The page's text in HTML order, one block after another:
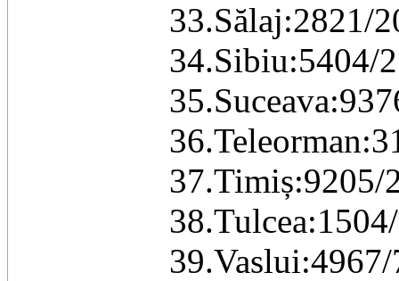
33.Sălaj:2821/
34.Sibiu:5404/
37.Timiș:9205/